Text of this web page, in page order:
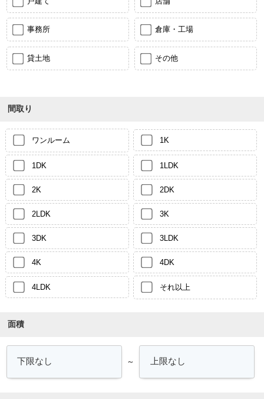
事務所 倉庫・工場
貸土地 その他
間取り
ワンルーム 1K
1DK 1LDK
2K 2DK
2LDK 3K
3DK 3LDK
4K 4DK
4LDK それ以上
面積
～